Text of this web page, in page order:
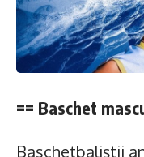
== Baschet
Baschetbaliștii